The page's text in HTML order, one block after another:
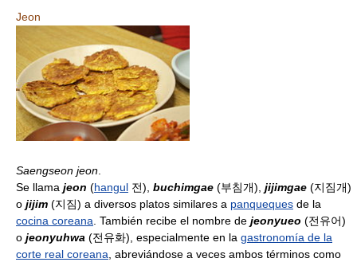
Jeon
Saengseon jeon.
Se llama jeon (hangul 전), buchimgae (부침개), jijimgae (지짐개)
o jijim (지짐) a diversos platos similares a panqueques de la
cocina coreana. También recibe el nombre de jeonyueo (전유어)
o jeonyuhwa (전유화), especialmente en la gastronomía de la
corte real coreana, abreviándose a veces ambos términos como